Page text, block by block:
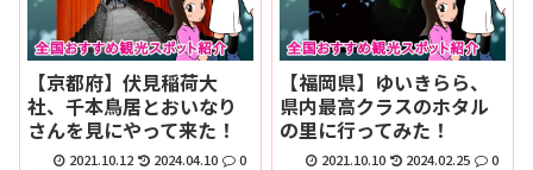
【京都府】伏見稲荷大
社、千本鳥居とおいなり
さんを見にやって来た！
2021.10.12 2024.04.10 0
【福岡県】ゆいきらら、
県内最高クラスのホタル
の里に行ってみた！
2021.10.10 2024.02.25 0